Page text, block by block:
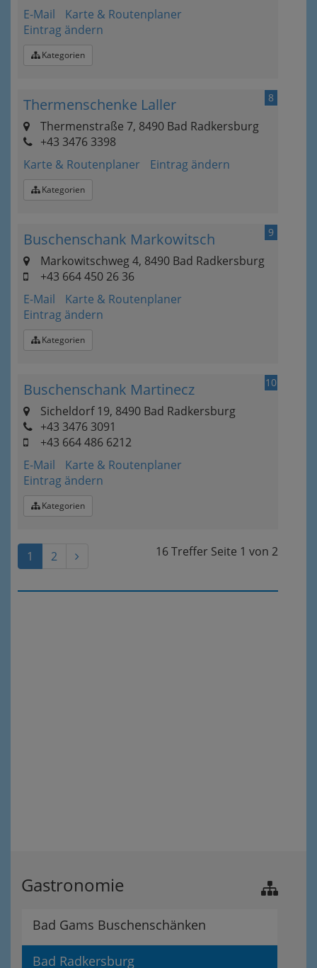
E-Mail
Karte & Routenplaner
Eintrag ändern
Kategorien
8
Thermenschenke Laller
Thermenstraße 7, 8490 Bad Radkersburg
+43 3476 3398
Karte & Routenplaner
Eintrag ändern
Kategorien
9
Buschenschank Markowitsch
Markowitschweg 4, 8490 Bad Radkersburg
+43 664 450 26 36
E-Mail
Karte & Routenplaner
Eintrag ändern
Kategorien
10
Buschenschank Martinecz
Sicheldorf 19, 8490 Bad Radkersburg
+43 3476 3091
+43 664 486 6212
E-Mail
Karte & Routenplaner
Eintrag ändern
Kategorien
16 Treffer Seite 1 von 2
1 2
Gastronomie
Bad Gams Buschenschänken
Bad Radkersburg